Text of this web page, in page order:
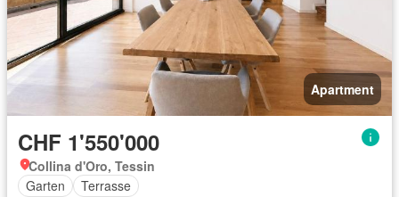
Apartment
CHF 1'550'000
Collina d'Oro, Tessin
Garten
Terrasse